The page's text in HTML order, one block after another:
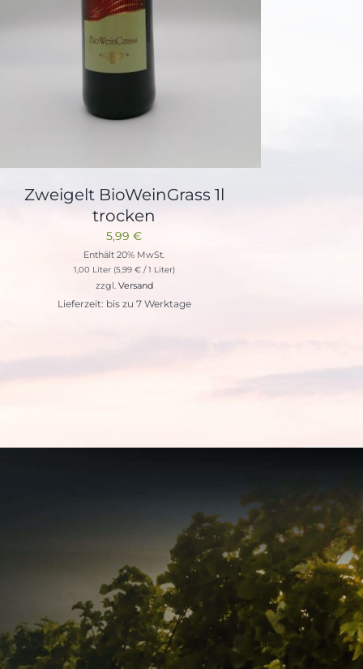
Zweigelt BioWeinGrass 1l
trocken
5,99€
Enthält 20% MwSt.
1,00 Liter (5,99 €/ 1 Liter)
zzgl. Versand
Lieferzeit: bis zu 7 Werktage